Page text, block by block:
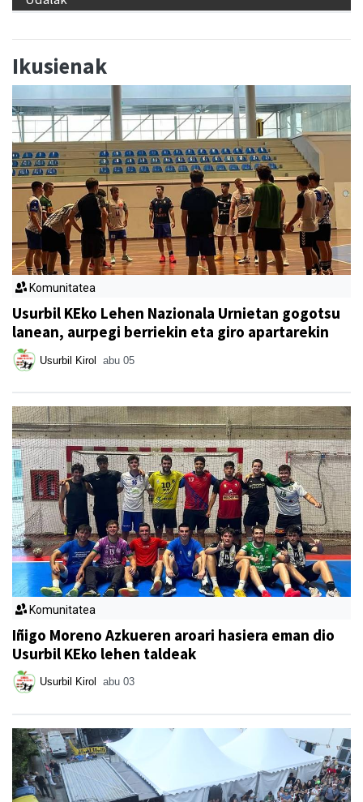
Ikusienak
Komunitatea
Usurbil KEko Lehen Nazionala Urnietan gogotsu
lanean, aurpegi berriekin eta giro apartarekin
Usurbil Kirol abu 05
Komunitatea
Iñigo Moreno Azkueren aroari hasiera eman dio
Usurbil KEko lehen taldeak
Usurbil Kirol abu 03